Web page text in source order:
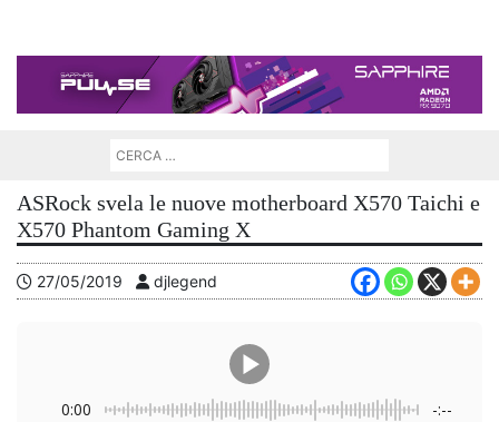
ASRock svela le nuove motherboard X570 Taichi e
X570 Phantom Gaming X
27/05/2019 djlegend
0:00 -:--